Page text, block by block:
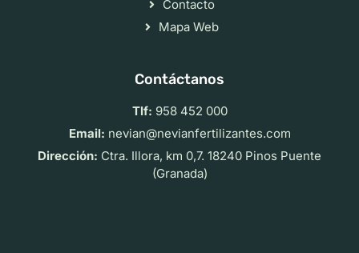
Contacto
Mapa Web
Contáctanos
Tlf: 958 452 000
Email: nevian@nevianfertilizantes.com
Dirección: Ctra. Illora, km 0,7. 18240 Pinos Puente
(Granada)